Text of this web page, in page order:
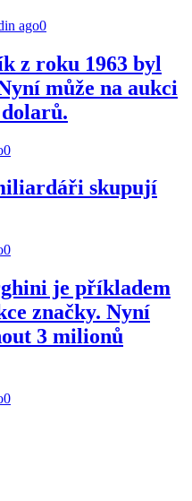
ago0
z roku 1963 byl
může na aukci
0
skupují
0
je příkladem
značky. Nyní
3 milionů
0